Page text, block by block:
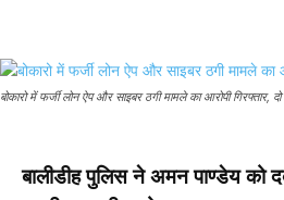
बोकारो में फर्जी लोन ऐप और साइबर ठगी मामले का आरोपी गिरफ्तार,
बालीडीह पुलिस ने अमन पाण्डेय को